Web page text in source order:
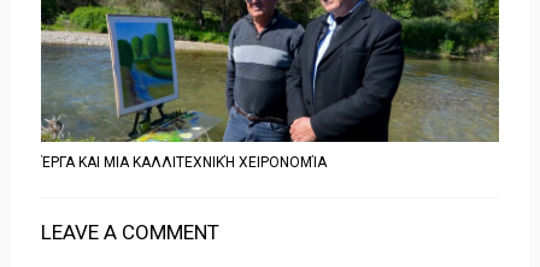
ΈΡΓΑ ΚΑΙ ΜΙΑ ΚΑΛΛΙΤΕΧΝΙΚΉ ΧΕΙΡΟΝΟΜΊΑ
LEAVE A COMMENT